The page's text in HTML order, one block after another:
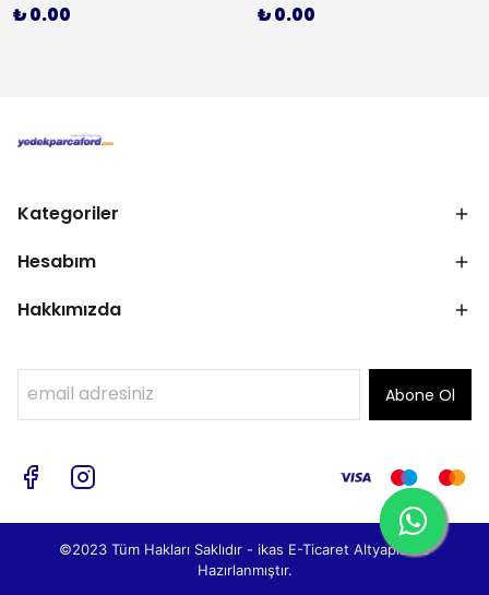
₺ 0.00 ₺ 0.00
Kategoriler
Hesabım
Hakkımızda
Abone Ol
©2023 Tüm Hakları Saklıdır - ikas E-Ticaret Altyapısı ile
Hazırlanmıştır.